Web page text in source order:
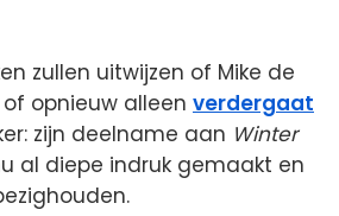
zullen uitwijzen of Mike de
opnieuw alleen verdergaat
zijn deelname aan Winter
al diepe indruk gemaakt en